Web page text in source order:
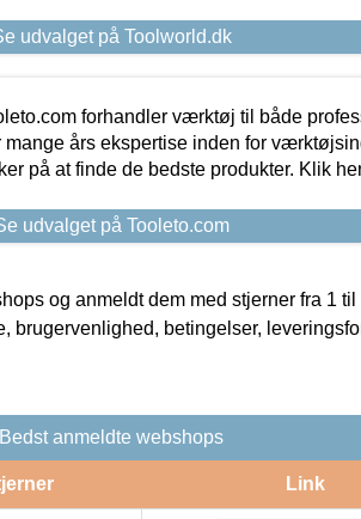
udvalget på Toolworld.dk
forhandler værktøj til både
mange års ekspertise inden for
på at finde de bedste produkter. Klik
udvalget på Tooleto.com
og anmeldt dem med stjerner fra 1 til
brugervenlighed, betingelser,
Bedst anmeldte webshops
Link